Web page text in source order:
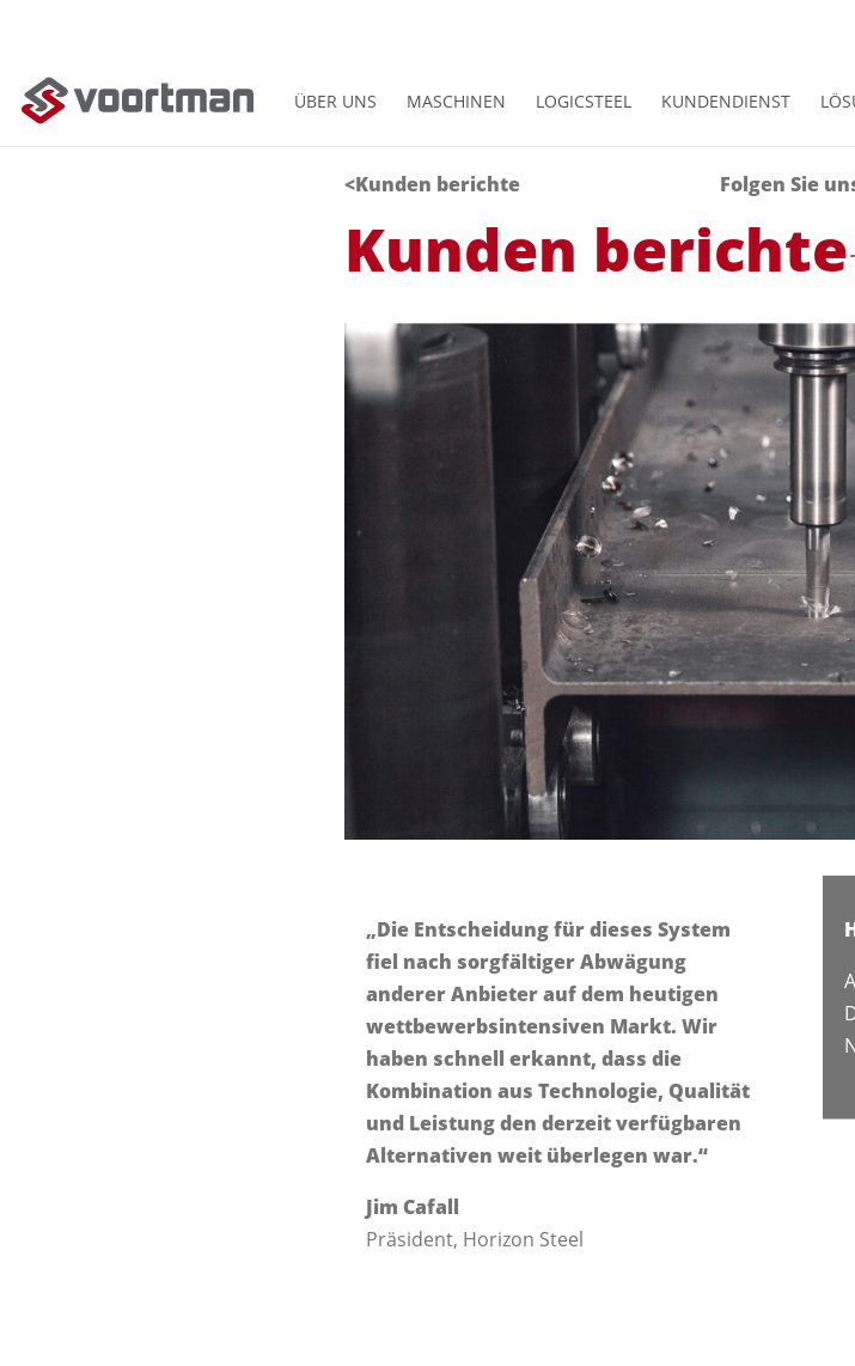
ÜBER UNS MASCHINEN LOGICSTEEL KUNDENDIENST
<Kunden berichte Folgen Sie
Kunden berichte
„Die Entscheidung für dieses System
fiel nach sorgfältiger Abwägung
anderer Anbieter auf dem heutigen
wettbewerbsintensiven Markt. Wir
haben schnell erkannt, dass die
Kombination aus Technologie, Qualität
und Leistung den derzeit verfügbaren
Alternativen weit überlegen war.“
Jim Cafall
Präsident, Horizon Steel